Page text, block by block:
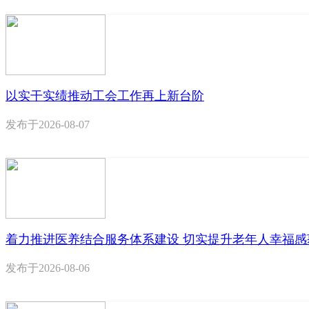
以实干实绩推动工会工作再上新台阶
发布于2026-08-07
着力推进医养结合服务体系建设 切实提升老年人幸福
发布于2026-08-06